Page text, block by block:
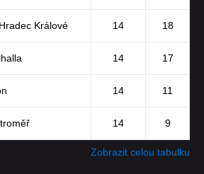
Králové 14 18
14 17
14 11
14 9
Zobrazit celou tabulku